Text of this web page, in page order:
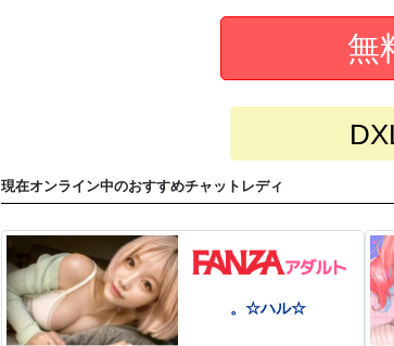
無
現在オンライン中のおすすめチャットレディ
。☆ハル☆